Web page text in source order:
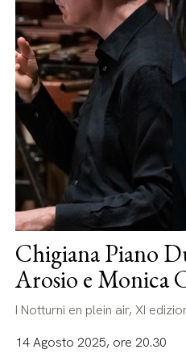
Chigiana Piano
Arosio e Monica
I Notturni en plein air, XI
14 Agosto 2025, ore 20.30